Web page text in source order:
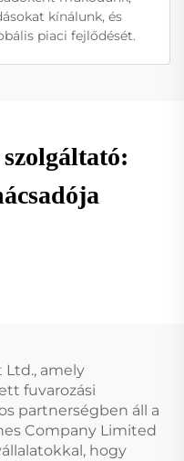
kínálunk, és
piaci fejlődését.
amely
fuvarozási
partnerségben áll a
Company Limited
hogy